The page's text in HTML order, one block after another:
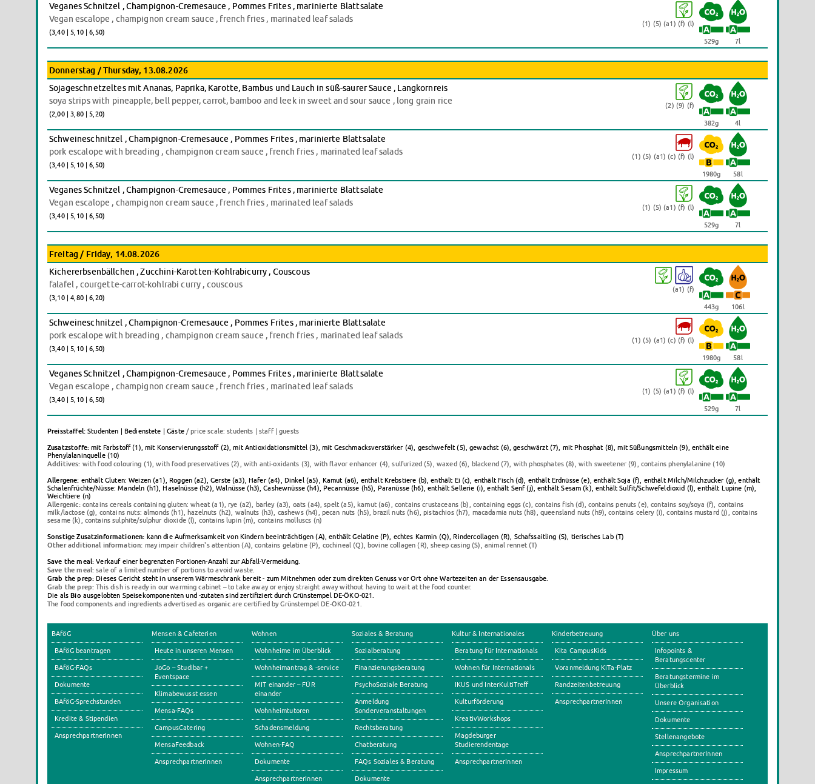
Veganes Schnitzel , Champignon-Cremesauce , Pommes Frites , marinierte Blattsalate
Vegan escalope , champignon cream sauce , french fries , marinated leaf salads
(3,40 | 5,10 | 6,50)
(1) (5) (a1) (f) (l)
529g 7l
Donnerstag / Thursday, 13.08.2026
Sojageschnetzeltes mit Ananas, Paprika, Karotte, Bambus und Lauch in süß-saurer Sauce , Langkornreis
soya strips with pineapple, bell pepper, carrot, bamboo and leek in sweet and sour sauce , long grain rice
(2,00 | 3,80 | 5,20)
(2) (9) (f)
382g 4l
Schweineschnitzel , Champignon-Cremesauce , Pommes Frites , marinierte Blattsalate
pork escalope with breading , champignon cream sauce , french fries , marinated leaf salads
(3,40 | 5,10 | 6,50)
(1) (5) (a1) (c) (f) (l)
1980g 58l
Veganes Schnitzel , Champignon-Cremesauce , Pommes Frites , marinierte Blattsalate
Vegan escalope , champignon cream sauce , french fries , marinated leaf salads
(3,40 | 5,10 | 6,50)
(1) (5) (a1) (f) (l)
529g 7l
Freitag / Friday, 14.08.2026
Kichererbsenbällchen , Zucchini-Karotten-Kohlrabicurry , Couscous
falafel , courgette-carrot-kohlrabi curry , couscous
(3,10 | 4,80 | 6,20)
(a1) (f)
443g 106l
Schweineschnitzel , Champignon-Cremesauce , Pommes Frites , marinierte Blattsalate
pork escalope with breading , champignon cream sauce , french fries , marinated leaf salads
(3,40 | 5,10 | 6,50)
(1) (5) (a1) (c) (f) (l)
1980g 58l
Veganes Schnitzel , Champignon-Cremesauce , Pommes Frites , marinierte Blattsalate
Vegan escalope , champignon cream sauce , french fries , marinated leaf salads
(3,40 | 5,10 | 6,50)
(1) (5) (a1) (f) (l)
529g 7l
Preisstaffel:Studenten | Bedienstete | Gäste / price scale: students | staff | guests
Zusatzstoffe:mit Farbstoff (1), mit Konservierungsstoff (2), mit Antioxidationsmittel (3), mit Geschmacksverstärker (4), geschwefelt (5), gewachst (6), geschwärzt (7), mit Phosphat (8), mit Süßungsmitteln (9), enthält eine
Phenylalaninquelle (10)
Additives: with food colouring (1), with food preservatives (2), with anti-oxidants (3), with flavor enhancer (4), sulfurized (5), waxed (6), blackend (7), with phosphates (8), with sweetener (9), contains phenylalanine (10)
Allergene: enthält Gluten: Weizen (a1), Roggen (a2), Gerste (a3), Hafer (a4), Dinkel (a5), Kamut (a6), enthält Krebstiere (b), enthält Ei (c), enthält Fisch (d), enthält Erdnüsse (e), enthält Soja (f), enthält Milch/Milchzucker (g), enthält
Schalenfrüchte/Nüsse: Mandeln (h1), Haselnüsse (h2), Walnüsse (h3), Cashewnüsse (h4), Pecannüsse (h5), Paranüsse (h6), enthält Sellerie (i), enthält Senf (j), enthält Sesam (k), enthält Sulfit/Schwefeldioxid (l), enthält Lupine (m),
Weichtiere (n)
Allergenic:contains cereals containing gluten: wheat (a1), rye (a2), barley (a3), oats (a4), spelt (a5), kamut (a6), contains crustaceans (b), containing eggs (c), contains fish (d), contains penuts (e), contains soy/soya (f), contains
milk/lactose (g), contains nuts: almonds (h1), hazelnuts (h2), walnuts (h3), cashews (h4), pecan nuts (h5), brazil nuts (h6), pistachios (h7), macadamia nuts (h8), queensland nuts (h9), contains celery (i), contains mustard (j), contains
sesame (k), contains sulphite/sulphur dioxide (l), contains lupin (m), contains molluscs (n)
Sonstige Zusatzinformationen: kann die Aufmerksamkeit von Kindern beeinträchtigen (A), enthält Gelatine (P), echtes Karmin (Q), Rindercollagen (R), Schafssaitling (S), tierisches Lab (T)
Other additional information: may impair children's attention (A), contains gelatine (P), cochineal (Q), bovine collagen (R), sheep casing (S), animal rennet (T)
Save the meal: Verkauf einer begrenzten Portionen-Anzahl zur Abfall-Vermeidung.
Save the meal: sale of a limited number of portions to avoid waste.
Grab the prep: Dieses Gericht steht in unserem Wärmeschrank bereit - zum Mitnehmen oder zum direkten Genuss vor Ort ohne Wartezeiten an der Essensausgabe.
Grab the prep: This dish is ready in our warming cabinet – to take away or enjoy straight away without having to wait at the food counter.
Die alsBio ausgelobten Speisekomponenten und -zutaten sind zertifiziert durch Grünstempel DE-ÖKO-021.
The food components and ingredients advertised as organicare certified by Grünstempel DE-ÖKO-021.
BAföG
BAföG beantragen
BAföG-FAQs
Dokumente
BAföG-Sprechstunden
Kredite & Stipendien
AnsprechpartnerInnen
Mensen & Cafeterien
Heute in unseren Mensen
JoGo – Studibar +
Eventspace
Klimabewusst essen
Mensa-FAQs
CampusCatering
MensaFeedback
AnsprechpartnerInnen
Wohnen
Wohnheime im Überblick
Wohnheimantrag & -service
MIT einander – FÜR
einander
Wohnheimtutoren
Schadensmeldung
Wohnen-FAQ
Dokumente
AnsprechpartnerInnen
Soziales & Beratung
Sozialberatung
Finanzierungsberatung
PsychoSoziale Beratung
Anmeldung
Sonderveranstaltungen
Rechtsberatung
Chatberatung
FAQs Soziales & Beratung
Dokumente
Kultur & Internationales
Beratung für Internationals
Wohnen für Internationals
IKUS und InterKultiTreff
Kulturförderung
KreativWorkshops
Magdeburger
Studierendentage
AnsprechpartnerInnen
Kinderbetreuung
Kita CampusKids
Voranmeldung KiTa-Platz
Randzeitenbetreuung
AnsprechpartnerInnen
Über uns
Infopoints &
Beratungscenter
Beratungstermine im
Überblick
Unsere Organisation
Dokumente
Stellenangebote
AnsprechpartnerInnen
Impressum